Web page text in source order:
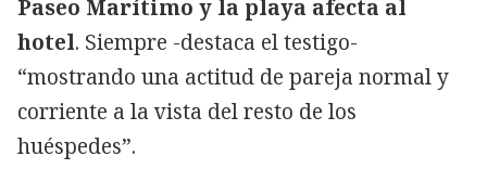
Paseo Marítimo y la playa afecta al
hotel. Siempre -destaca el testigo-
“mostrando una actitud de pareja normal y
corriente a la vista del resto de los
huéspedes”.